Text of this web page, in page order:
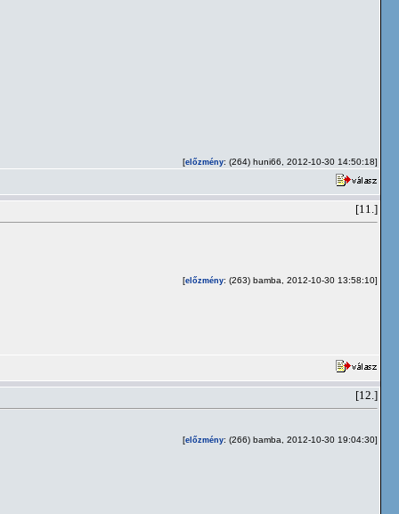
[előzmény: (264) huni66, 2012-10-30 14:50:18]
[11.]
[előzmény: (263) bamba, 2012-10-30 13:58:10]
[12.]
[előzmény: (266) bamba, 2012-10-30 19:04:30]